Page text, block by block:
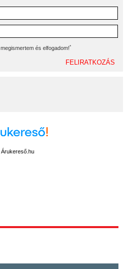
megismertem és elfogadom!*
Árukereső.hu